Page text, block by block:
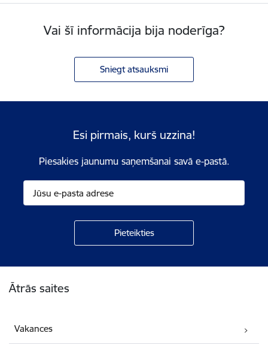
Vai šī informācija bija noderīga?
Sniegt atsauksmi
Esi pirmais, kurš uzzina!
Piesakies jaunumu saņemšanai savā e-pastā.
Ātrās saites
Vakances